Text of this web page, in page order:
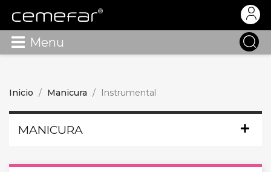
Menu
Inicio Manicura Instrumental
MANICURA